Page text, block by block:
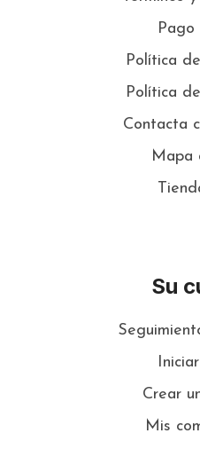
Pago
Política
Política
Contacta
Mapa
Su
Crear
Mis